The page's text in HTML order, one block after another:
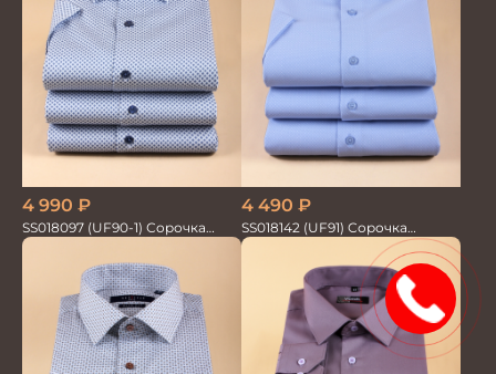
4 990 ₽
SS018097 (UF90-1) Сорочка
мужская GROSTYLE PRIME
4 490 ₽
SS018142 (UF91) Сорочка
мужская GROSTYLE TRENDY
15%